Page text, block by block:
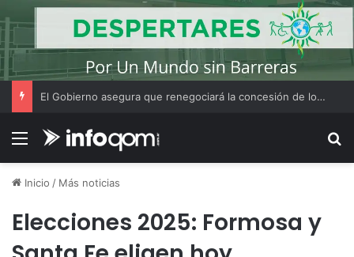
Chaco se prepara para una nueva edición del Torneo Internacional de Pesca del Dorado con Devolución en la Isla del Cerrito
Menú
Inicio / Más noticias
Elecciones 2025: Formosa y